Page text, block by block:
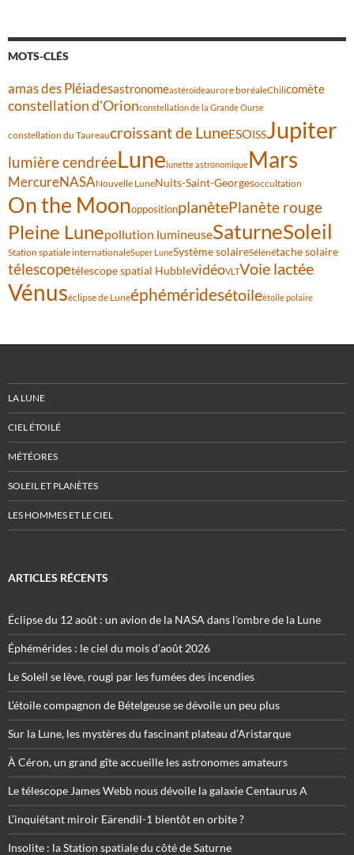
MOTS-CLÉS
amas des Pléiadesastronomeastéroïdeaurore boréaleChilicomète
constellation d'Orionconstellation de la Grande Ourse
constellation du Taureaucroissant de LuneESOISSJupiter
lumière cendréeLunelunette astronomiqueMars
MercureNASANouvelle LuneNuits-Saint-Georgesoccultation
On the MoonoppositionplanètePlanète rouge
Pleine Lunepollution lumineuseSaturneSoleil
Station spatiale internationaleSuper LuneSystème solaireSélénétache solaire
télescopetélescope spatial HubblevidéoVLTVoie lactée
Vénuséclipse de Luneéphéméridesétoileétoile polaire
LA LUNE
CIEL ÉTOILÉ
MÉTÉORES
SOLEIL ET PLANÈTES
LES HOMMES ET LE CIEL
ARTICLES RÉCENTS
Éclipse du 12 août : un avion de la NASA dans l’ombre de la Lune
Éphémérides : le ciel du mois d’août 2026
Le Soleil se lève, rougi par les fumées des incendies
L’étoile compagnon de Bételgeuse se dévoile un peu plus
Sur la Lune, les mystères du fascinant plateau d’Aristarque
À Céron, un grand gîte accueille les astronomes amateurs
Le télescope James Webb nous dévoile la galaxie Centaurus A
L’inquiétant miroir Eärendil-1 bientôt en orbite ?
Insolite : la Station spatiale du côté de Saturne